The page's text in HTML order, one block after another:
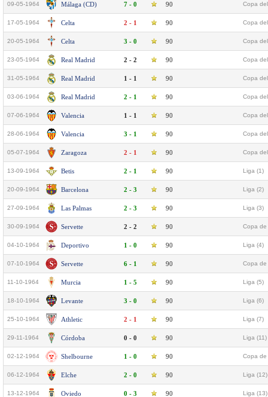
09-05-1964 Málaga (CD) 7 - 0 90 Copa
17-05-1964 Celta 2 - 1 90 Copa
20-05-1964 Celta 3 - 0 90 Copa
23-05-1964 Real Madrid 2 - 2 90 Copa
31-05-1964 Real Madrid 1 - 1 90 Copa
03-06-1964 Real Madrid 2 - 1 90 Copa
07-06-1964 Valencia 1 - 1 90 Copa
28-06-1964 Valencia 3 - 1 90 Copa
05-07-1964 Zaragoza 2 - 1 90 Copa
13-09-1964 Betis 2 - 1 90 Liga (1)
20-09-1964 Barcelona 2 - 3 90 Liga (2)
27-09-1964 Las Palmas 2 - 3 90 Liga (3)
30-09-1964 Servette 2 - 2 90 Copa de
04-10-1964 Deportivo 1 - 0 90 Liga (4)
07-10-1964 Servette 6 - 1 90 Copa de
11-10-1964 Murcia 1 - 5 90 Liga (5)
18-10-1964 Levante 3 - 0 90 Liga (6)
25-10-1964 Athletic 2 - 1 90 Liga (7)
29-11-1964 Córdoba 0 - 0 90 Liga (11)
02-12-1964 Shelbourne 1 - 0 90 Copa de
06-12-1964 Elche 2 - 0 90 Liga (12)
13-12-1964 Oviedo 0 - 3 90 Liga (13)